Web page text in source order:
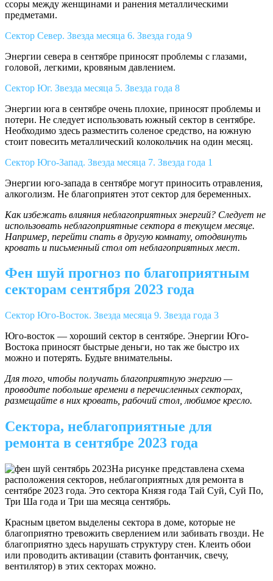
ссоры между женщинами и ранения металлическими
предметами.
Сектор Север. Звезда месяца 6. Звезда года 9
Энергии севера в сентябре приносят проблемы с глазами,
головой, легкими, кровяным давлением.
Сектор Юг. Звезда месяца 5. Звезда года 8
Энергии юга в сентябре очень плохие, приносят проблемы и
потери. Не следует использовать южный сектор в сентябре.
Необходимо здесь разместить соленое средство, на южную
стоит повесить металлический колокольчик на один месяц.
Сектор Юго-Запад. Звезда месяца 7. Звезда года 1
Энергии юго-запада в сентябре могут приносить отравления,
алкоголизм. Не благоприятен этот сектор для беременных.
Как избежать влияния неблагоприятных энергий? Следует не
использовать неблагоприятные сектора в текущем месяце.
Например, перейти спать в другую комнату, отодвинуть
кровать и письменный стол от неблагоприятных мест.
Фен шуй прогноз по благоприятным
секторам сентября 2023 года
Сектор Юго-Восток. Звезда месяца 9. Звезда года 3
Юго-восток — хороший сектор в сентябре. Энергии Юго-
Востока приносят быстрые деньги, но так же быстро их
можно и потерять. Будьте внимательны.
Для того, чтобы получать благоприятную энергию —
проводите побольше времени в перечисленных секторах,
размещайте в них кровать, рабочий стол, любимое кресло.
Сектора, неблагоприятные для
ремонта в сентябре 2023 года
На рисунке представлена схема
расположения секторов, неблагоприятных для ремонта в
сентябре 2023 года. Это сектора Князя года Тай Суй, Суй По,
Три Ша года и Три ша месяца сентябрь.
Красным цветом выделены сектора в доме, которые не
благоприятно тревожить сверлением или забивать гвозди. Не
благоприятно здесь нарушать структуру стен. Клеить обои
или проводить активации (ставить фонтанчик, свечу,
вентилятор) в этих секторах можно.